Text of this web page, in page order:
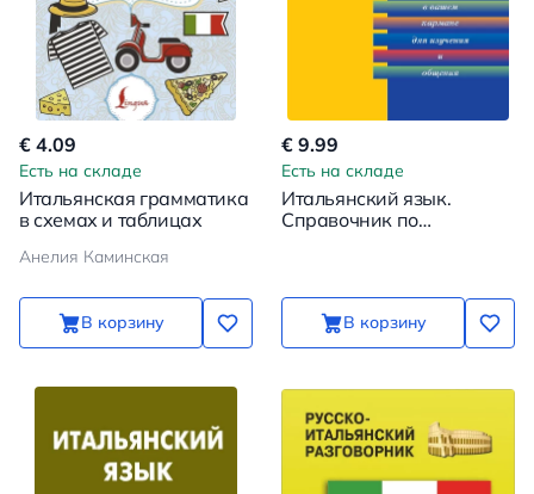
€ 4.09
Есть на складе
Итальянская грамматика
в схемах и таблицах
Анелия Каминская
В корзину
€ 9.99
Есть на складе
Итальянский язык.
Справочник по
В корзину